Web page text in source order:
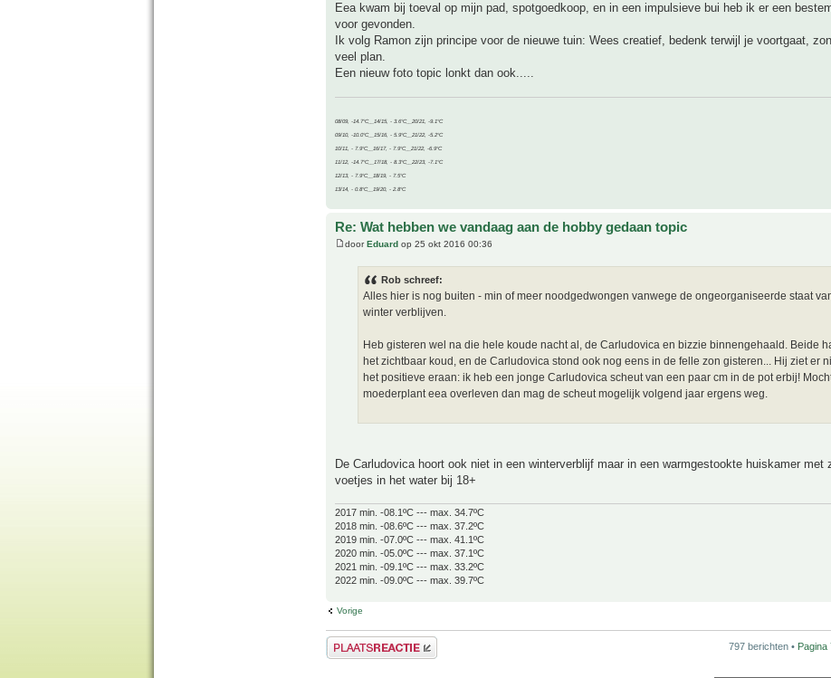
Eea kwam bij toeval op mijn pad, spotgoedkoop, en in een impulsieve bui heb ik er een
voor gevonden.
Ik volg Ramon zijn principe voor de nieuwe tuin: Wees creatief, bedenk terwijl je voortgaat,
veel plan.
Een nieuw foto topic lonkt dan ook.....
08/09, -14.7°C__14/15, - 3.6°C__20/21, -9.1°C
09/10, -10.0°C__15/16, - 5.9°C__21/22, -5.2°C
10/11, - 7.9°C__16/17, - 7.9°C__21/22, -6.9°C
11/12, -14.7°C__17/18, - 8.3°C__22/23, -7.1°C
12/13, - 7.9°C__18/19, - 7.5°C
13/14, - 0.8°C__19/20, - 2.8°C
Re: Wat hebben we vandaag aan de hobby gedaan topic
door Eduard op 25 okt 2016 00:36
Rob schreef:
Alles hier is nog buiten - min of meer noodgedwongen vanwege de ongeorganiseerde staat
winter verblijven.
Heb gisteren wel na die hele koude nacht al, de Carludovica en bizzie binnengehaald. Beide
het zichtbaar koud, en de Carludovica stond ook nog eens in de felle zon gisteren... Hij ziet er
het positieve eraan: ik heb een jonge Carludovica scheut van een paar cm in de pot erbij!
moederplant eea overleven dan mag de scheut mogelijk volgend jaar ergens weg.
De Carludovica hoort ook niet in een winterverblijf maar in een warmgestookte huiskamer met
voetjes in het water bij 18+
2017 min. -08.1ºC --- max. 34.7ºC
2018 min. -08.6ºC --- max. 37.2ºC
2019 min. -07.0ºC --- max. 41.1ºC
2020 min. -05.0ºC --- max. 37.1ºC
2021 min. -09.1ºC --- max. 33.2ºC
2022 min. -09.0ºC --- max. 39.7ºC
Vorige
Plaats een reactie 797 berichten • Pagina